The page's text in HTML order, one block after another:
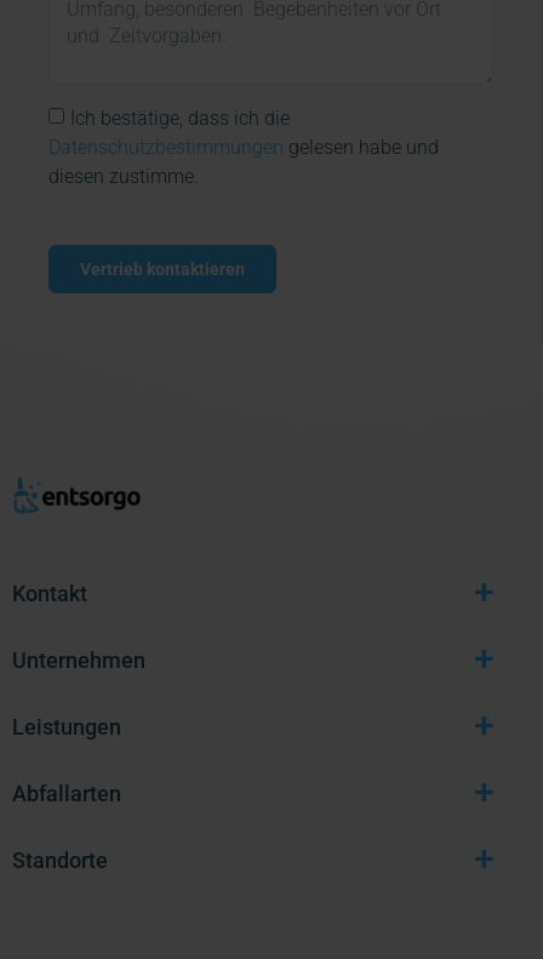
Ich bestätige, dass ich die
Datenschutzbestimmungen gelesen habe und
diesen zustimme.
Vertrieb kontaktieren
Kontakt +
Unternehmen +
Leistungen +
Abfallarten +
Standorte +